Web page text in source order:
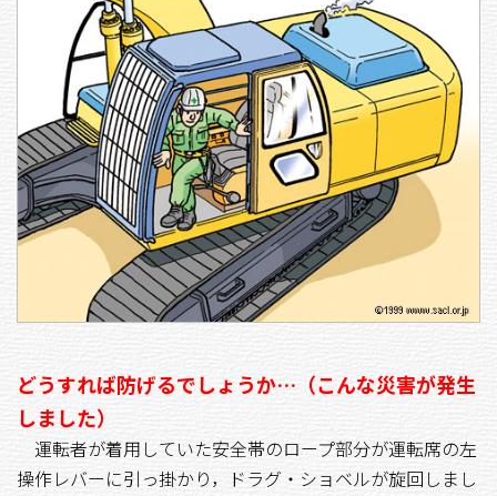
どうすれば防げるでしょうか…（こんな災害が発生
しました）
運転者が着用していた安全帯のロープ部分が運転席の左
操作レバーに引っ掛かり，ドラグ・ショベルが旋回しまし